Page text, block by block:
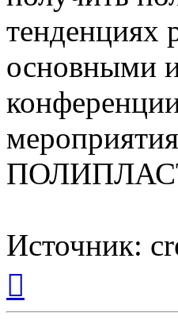
тенденциях
основными
Источник:
началу